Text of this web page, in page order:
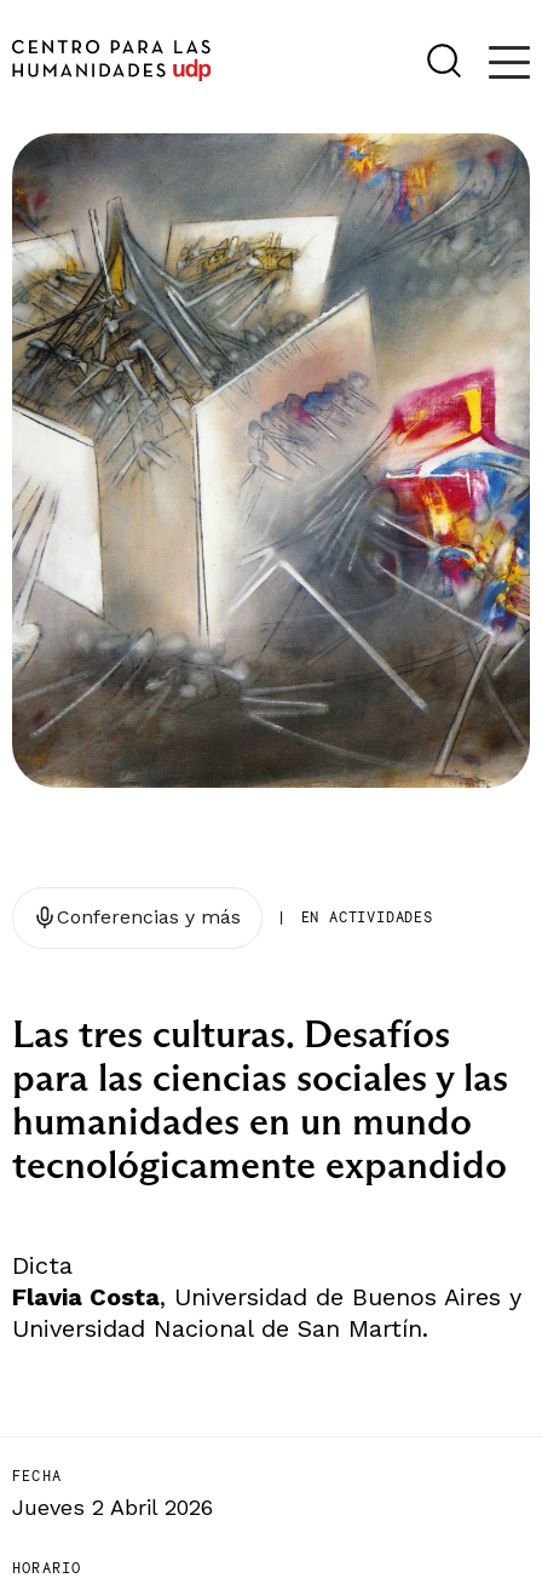
Conferencias y más | EN ACTIVIDADES
Las tres culturas. Desafíos
para las ciencias sociales y las
humanidades en un mundo
tecnológicamente expandido
Dicta
Flavia Costa, Universidad de Buenos Aires y
Universidad Nacional de San Martín.
FECHA
Jueves 2 Abril 2026
HORARIO